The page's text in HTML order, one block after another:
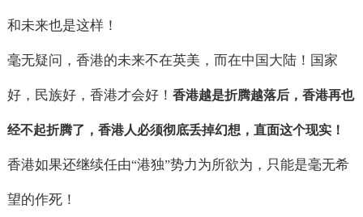
和未来也是这样！
毫无疑问，香港的未来不在英美，而在中国大陆！国家
好，民族好，香港才会好！ 香港越是折腾越落后，香港再也
经不起折腾了，香港人必须彻底丢掉幻想，直面这个现实！
香港如果还继续任由“港独”势力为所欲为，只能是毫无希
望的作死！